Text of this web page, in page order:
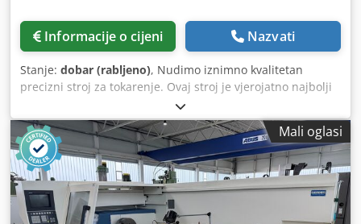
Informacije o cijeni Nazvati
Stanje: dobar (rabljeno), Nudimo iznimno kvalitetan
precizni stroj za tokarenje. Ovaj stroj je vjerojatno najbolji
njemački stroj za tokarenje u svojoj klasi. BOHEHRINGER
precizni stroj za tokarenje, model DUE 630 Godina
proizvodnje: 1991 Serijski broj: 1032.1239-08 Visina među
konusima: 320 mm Maksimalni promjer obradka iznad
strojne ploče: 640 mm Cjdpfx Aozlm Ucjb Uerf Udaljenost
među konusima: cca 1.200 mm Efektivna duljina tokarenja:
cca 1.000 mm Promjer prolaza šipke: 82 mm Glava vretena:
Mali oglasi